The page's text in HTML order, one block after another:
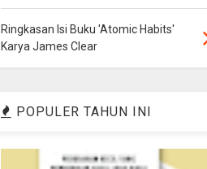
Ringkasan Isi Buku 'Atomic Habits'
Karya James Clear
POPULER TAHUN INI